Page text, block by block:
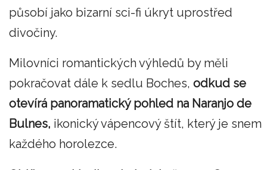
působí jako bizarní sci-fi úkryt uprostřed
divočiny.
Milovníci romantických výhledů by měli
pokračovat dále k sedlu Boches, odkud se
otevírá panoramatický pohled na Naranjo de
Bulnes, ikonický vápencový štít, který je snem
každého horolezce.